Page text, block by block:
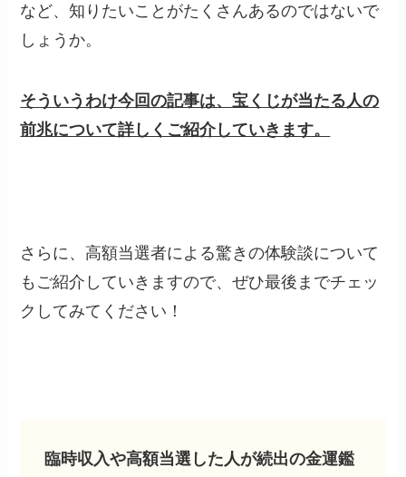
など、知りたいことがたくさんあるのではないで
しょうか。
そういうわけ今回の記事は、宝くじが当たる人の
前兆について詳しくご紹介していきます。
さらに、高額当選者による驚きの体験談について
もご紹介していきますので、ぜひ最後までチェッ
クしてみてください！
臨時収入や高額当選した人が続出の金運鑑